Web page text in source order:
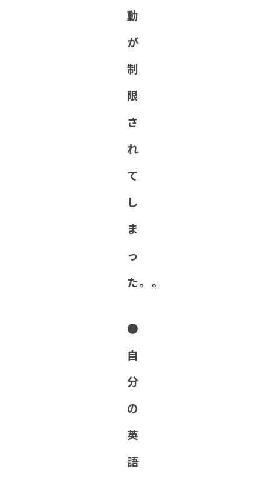
動
が
制
限
さ
れ
て
し
ま
っ
た。。
●
自
分
の
英
語